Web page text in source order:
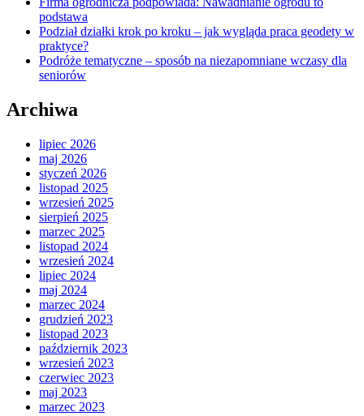
podstawa
Podział działki krok po kroku – jak wygląda praca geodety w
praktyce?
Podróże tematyczne – sposób na niezapomniane wczasy dla
seniorów
Archiwa
lipiec 2026
maj 2026
styczeń 2026
listopad 2025
wrzesień 2025
sierpień 2025
marzec 2025
listopad 2024
wrzesień 2024
lipiec 2024
maj 2024
marzec 2024
grudzień 2023
listopad 2023
październik 2023
wrzesień 2023
czerwiec 2023
maj 2023
marzec 2023